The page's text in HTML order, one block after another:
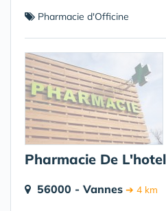
Pharmacie d'Officine
Pharmacie De
56000 - Vannes ➔ 4 km